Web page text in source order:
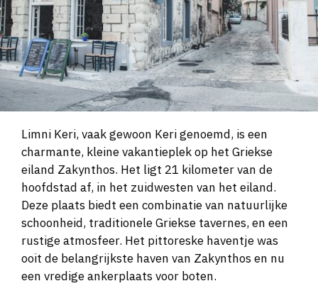
Limni Keri, vaak gewoon Keri genoemd, is een
charmante, kleine vakantieplek op het Griekse
eiland Zakynthos. Het ligt 21 kilometer van de
hoofdstad af, in het zuidwesten van het eiland.
Deze plaats biedt een combinatie van natuurlijke
schoonheid, traditionele Griekse tavernes, en een
rustige atmosfeer. Het pittoreske haventje was
ooit de belangrijkste haven van Zakynthos en nu
een vredige ankerplaats voor boten.